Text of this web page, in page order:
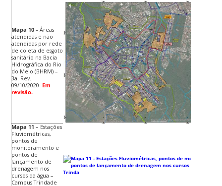
Mapa 10– Áreas
atendidas e não
atendidas por rede
de coleta de esgoto
sanitário na Bacia
Hidrográfica do Rio
do Meio (BHRM) –
3a. Rev.
09/10/2020. Em
revisão.
Mapa 11 – Estações
Fluviométricas,
pontos de
monitoramento e
pontos de
lançamento de
drenagem nos
cursos da água –
Campus Trindade